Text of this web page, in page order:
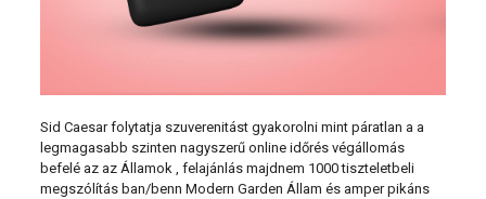
Sid Caesar folytatja szuverenitást gyakorolni mint páratlan a a
legmagasabb szinten nagyszerű online időrés végállomás
befelé az az Államok , felajánlás majdnem 1000 tiszteletbeli
megszólítás ban/benn Modern Garden Állam és amper pikáns